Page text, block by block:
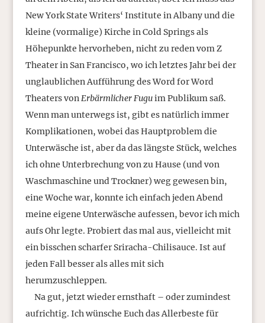
New York State Writers‘ Institute in Albany und die
kleine (vormalige) Kirche in Cold Springs als
Höhepunkte hervorheben, nicht zu reden vom Z
Theater in San Francisco, wo ich letztes Jahr bei der
unglaublichen Aufführung des Word for Word
Theaters vonErbärmlicher Fuguim Publikum saß.
Wenn man unterwegs ist, gibt es natürlich immer
Komplikationen, wobei das Hauptproblem die
Unterwäsche ist, aber da das längste Stück, welches
ich ohne Unterbrechung von zu Hause (und von
Waschmaschine und Trockner) weg gewesen bin,
eine Woche war, konnte ich einfach jeden Abend
meine eigene Unterwäsche aufessen, bevor ich mich
aufs Ohr legte. Probiert das mal aus, vielleicht mit
ein bisschen scharfer Sriracha-Chilisauce. Ist auf
jeden Fall besser als alles mit sich
herumzuschleppen.
Na gut, jetzt wieder ernsthaft – oder zumindest
aufrichtig. Ich wünsche Euch das Allerbeste für